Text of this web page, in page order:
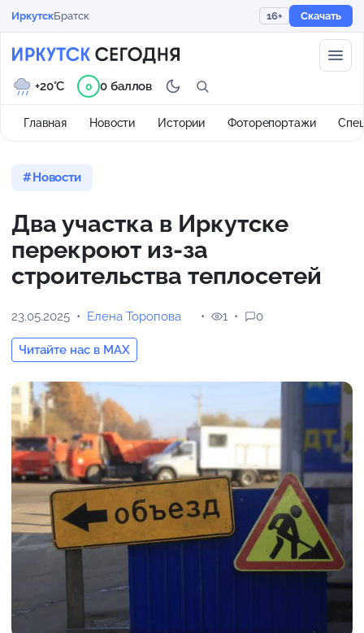
ИркутскБратск 16+ Скачать
Главная Новости Истории Фоторепортажи
+20°C 0 0 баллов
Новости
Два участка в Иркутске
перекроют из-за
строительства теплосетей
23.05.2025 Елена Торопова
Читайте нас в MAX
1 0